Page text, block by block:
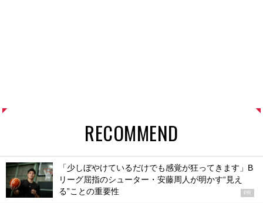
RECOMMEND
「少しぼやけているだけでも感覚が狂ってきます」B
リーグ屈指のシューター・安藤周人が明かす“見え
る”ことの重要性
PR